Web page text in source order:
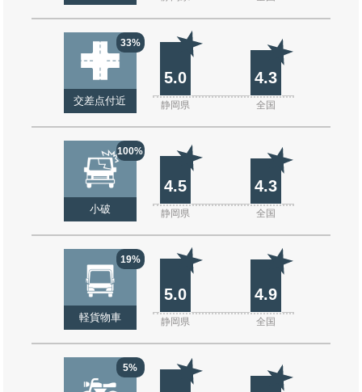
33%
交差点付近
5.0 4.3
静岡県 全国
100%
小破
4.5 4.3
静岡県 全国
19%
軽貨物車
5.0 4.9
静岡県 全国
5%